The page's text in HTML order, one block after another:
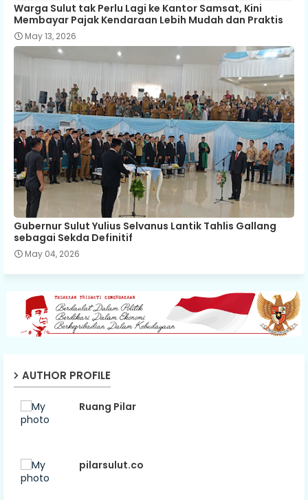
Warga Sulut tak Perlu Lagi ke Kantor Samsat, Kini
Membayar Pajak Kendaraan Lebih Mudah dan Praktis
May 13, 2026
Gubernur Sulut Yulius Selvanus Lantik Tahlis Gallang
sebagai Sekda Definitif
May 04, 2026
AUTHOR PROFILE
Ruang Pilar
pilarsulut.co